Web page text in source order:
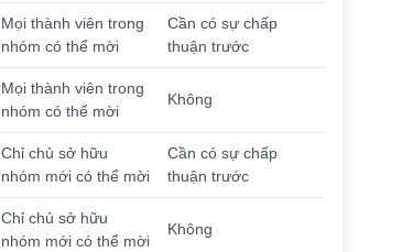
Mọi thành viên trong
nhóm có thể mời
Cần có sự chấp
thuận trước
Mọi thành viên trong
nhóm có thể mời
Không
Chỉ chủ sở hữu
nhóm mới có thể mời
Cần có sự chấp
thuận trước
Chỉ chủ sở hữu
nhóm mới có thể mời
Không